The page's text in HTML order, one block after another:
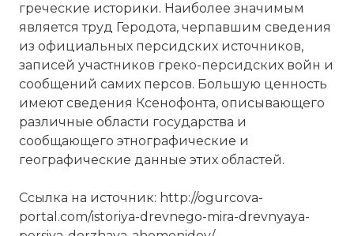
греческие историки. Наиболее значимым
является труд Геродота, черпавшим сведения
из официальных персидских источников,
записей участников греко-персидских войн и
сообщений самих персов. Большую ценность
имеют сведения Ксенофонта, описывающего
различные области государства и
сообщающего этнографические и
географические данные этих областей.
Ссылка на источник: http://ogurcova-
portal.com/istoriya-drevnego-mira-drevnyaya-
☓